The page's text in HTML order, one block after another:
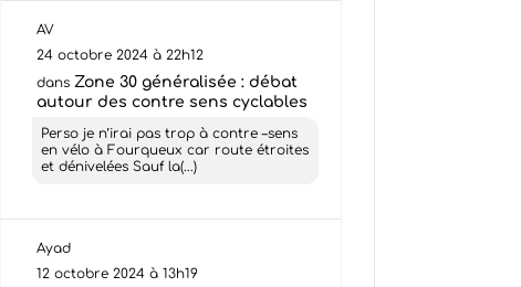
AV
24 octobre 2024 à 22h12
dans Zone 30 généralisée : débat
autour des contre sens cyclables
Perso je n’irai pas trop à contre –sens
en vélo à Fourqueux car route étroites
et dénivelées Sauf la(...)
Ayad
12 octobre 2024 à 13h19